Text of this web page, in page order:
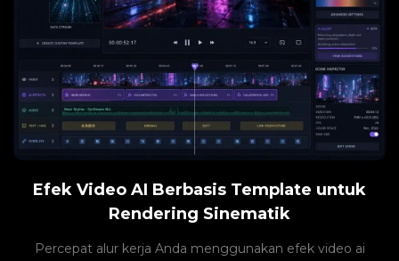
Efek Video AI Berbasis Template untuk
Rendering Sinematik
Percepat alur kerja Anda menggunakan efek video ai